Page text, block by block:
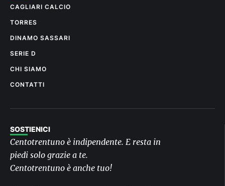
CAGLIARI CALCIO
TORRES
DINAMO SASSARI
SERIE D
CHI SIAMO
CONTATTI
SOSTIENICI
Centotrentuno è indipendente. E resta in
piedi solo grazie a te.
Centotrentuno è anche tuo!